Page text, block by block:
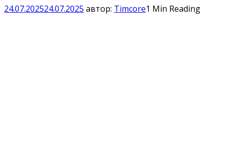
24.07.202524.07.2025 автор: Timcore1 Min Reading